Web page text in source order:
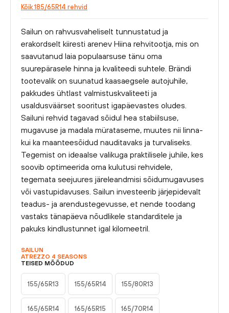
Kõik 185/65R14 rehvid
Sailun on rahvusvaheliselt tunnustatud ja
erakordselt kiiresti arenev Hiina rehvitootja, mis on
saavutanud laia populaarsuse tänu oma
suurepärasele hinna ja kvaliteedi suhtele. Brändi
tootevalik on suunatud kaasaegsele autojuhile,
pakkudes ühtlast valmistuskvaliteeti ja
usaldusväärset sooritust igapäevastes oludes.
Sailuni rehvid tagavad sõidul hea stabiilsuse,
mugavuse ja madala mürataseme, muutes nii linna-
kui ka maanteesõidud nauditavaks ja turvaliseks.
Tegemist on ideaalse valikuga praktilisele juhile, kes
soovib optimeerida oma kulutusi rehvidele,
tegemata seejuures järeleandmisi sõidumugavuses
või vastupidavuses. Sailun investeerib järjepidevalt
teadus- ja arendustegevusse, et nende toodang
vastaks tänapäeva nõudlikele standarditele ja
pakuks kindlustunnet igal kilomeetril.
SAILUN
ATREZZO 4 SEASONS
TEISED MÕÕDUD
155/65R13 155/65R14 155/80R13
165/65R14 165/65R15 165/70R14